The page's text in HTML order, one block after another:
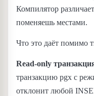
Компилятор
поменяешь местами.
Что это даёт помимо
Read-only
транзакцию pgx с
отклонит любой